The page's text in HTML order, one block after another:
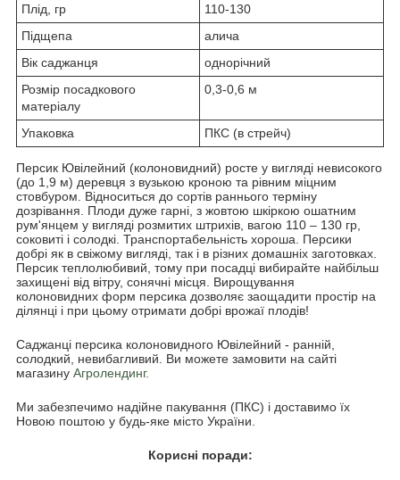
Плід, гр
110-130
Підщепа
алича
Вік саджанця
однорічний
Розмір посадкового
матеріалу
0,3-0,6 м
Упаковка ПКС (в стрейч)
Персик Ювілейний (колоновидний) росте у вигляді невисокого
(до 1,9 м) деревця з вузькою кроною та рівним міцним
стовбуром. Відноситься до сортів раннього терміну
дозрівання. Плоди дуже гарні, з жовтою шкіркою ошатним
рум'янцем у вигляді розмитих штрихів, вагою 110 – 130 гр,
соковиті і солодкі. Транспортабельність хороша. Персики
добрі як в свіжому вигляді, так і в різних домашніх заготовках.
Персик теплолюбивий, тому при посадці вибирайте найбільш
захищені від вітру, сонячні місця. Вирощування
колоновидних форм персика дозволяє заощадити простір на
ділянці і при цьому отримати добрі врожаї плодів!
Саджанці персика колоновидного Ювілейний - ранній,
солодкий, невибагливий. Ви можете замовити на сайті
магазину Агролендинг.
Ми забезпечимо надійне пакування (ПКС) і доставимо їх
Новою поштою у будь-яке місто України.
Корисні поради: